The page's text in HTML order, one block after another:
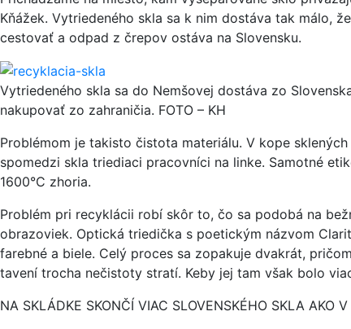
Kňážek. Vytriedeného skla sa k nim dostáva tak málo,
cestovať a odpad z črepov ostáva na Slovensku.
Vytriedeného skla sa do Nemšovej dostáva zo
nakupovať zo zahraničia. FOTO – KH
Problémom je takisto čistota materiálu. V kope
spomedzi skla triediaci pracovníci na linke. Samotné
1600°C zhoria.
Problém pri recyklácii robí skôr to, čo sa podobá na
obrazoviek. Optická triedička s poetickým názvom
farebné a biele. Celý proces sa zopakuje dvakrát,
tavení trocha nečistoty stratí. Keby jej tam však bolo
NA SKLÁDKE SKONČÍ VIAC SLOVENSKÉHO SKLA AKO